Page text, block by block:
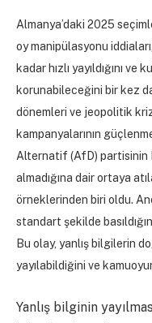
Almanya’daki 2025
oy manipülasyonu
kadar hızlı yayıldığını ve
korunabileceğini bir kez
dönemleri ve jeopolitik
kampanyalarının
Alternatif (AfD) partisinin
almadığına dair ortaya
örneklerinden biri oldu.
standart şekilde
Bu olay, yanlış bilgilerin
yayılabildiğini ve
Yanlış bilginin